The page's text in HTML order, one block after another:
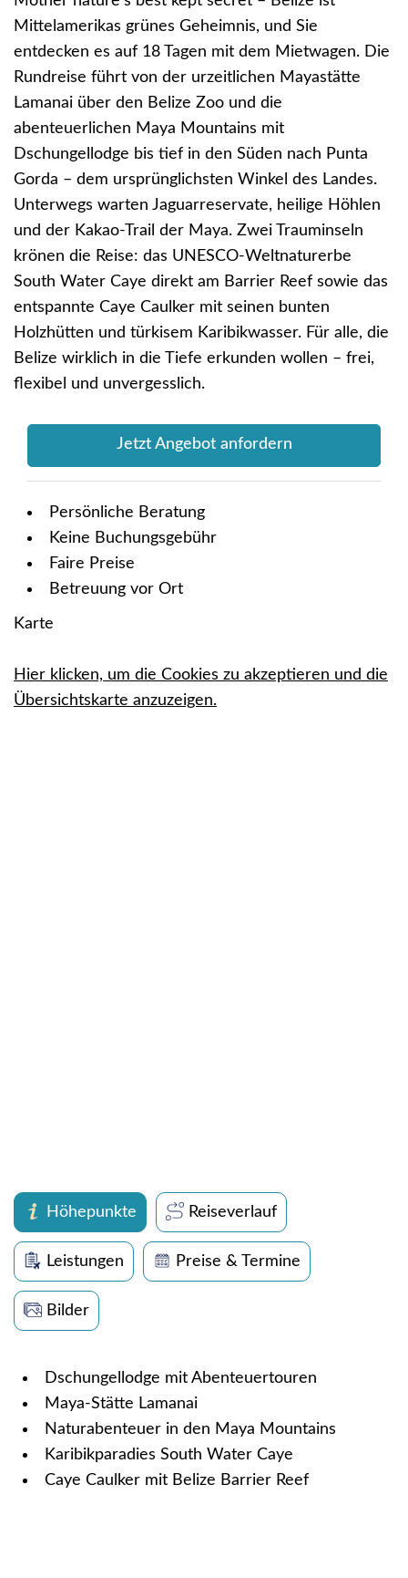
Mittelamerikas grünes Geheimnis, und Sie
entdecken es auf 18 Tagen mit dem Mietwagen. Die
Rundreise führt von der urzeitlichen Mayastätte
Lamanai über den Belize Zoo und die
abenteuerlichen Maya Mountains mit
Dschungellodge bis tief in den Süden nach Punta
Gorda – dem ursprünglichsten Winkel des Landes.
Unterwegs warten Jaguarreservate, heilige Höhlen
und der Kakao-Trail der Maya. Zwei Trauminseln
krönen die Reise: das UNESCO-Weltnaturerbe
South Water Caye direkt am Barrier Reef sowie das
entspannte Caye Caulker mit seinen bunten
Holzhütten und türkisem Karibikwasser. Für alle, die
Belize wirklich in die Tiefe erkunden wollen – frei,
flexibel und unvergesslich.
Jetzt Angebot anfordern
Persönliche Beratung
Keine Buchungsgebühr
Faire Preise
Betreuung vor Ort
Karte
Hier klicken, um die Cookies zu akzeptieren und die
Übersichtskarte anzuzeigen.
Höhepunkte Reiseverlauf
Leistungen Preise & Termine
Bilder
Dschungellodge mit Abenteuertouren
Maya-Stätte Lamanai
Naturabenteuer in den Maya Mountains
Karibikparadies South Water Caye
Caye Caulker mit Belize Barrier Reef